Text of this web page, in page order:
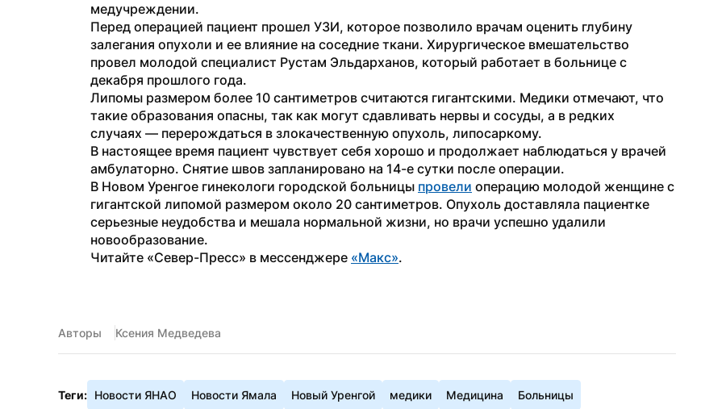
медучреждении.
Перед операцией пациент прошел УЗИ, которое позволило врачам оценить глубину
залегания опухоли и ее влияние на соседние ткани. Хирургическое вмешательство
провел молодой специалист Рустам Эльдарханов, который работает в больнице с
декабря прошлого года.
Липомы размером более 10 сантиметров считаются гигантскими. Медики отмечают, что
такие образования опасны, так как могут сдавливать нервы и сосуды, а в редких
случаях — перерождаться в злокачественную опухоль, липосаркому.
В настоящее время пациент чувствует себя хорошо и продолжает наблюдаться у врачей
амбулаторно. Снятие швов запланировано на 14-е сутки после операции.
В Новом Уренгое гинекологи городской больницы провели операцию молодой женщине с
гигантской липомой размером около 20 сантиметров. Опухоль доставляла пациентке
серьезные неудобства и мешала нормальной жизни, но врачи успешно удалили
новообразование.
Читайте «Север-Пресс» в мессенджере «Макс».
Авторы Ксения Медведева
Теги: Новости ЯНАО Новости Ямала Новый Уренгой медики Медицина Больницы